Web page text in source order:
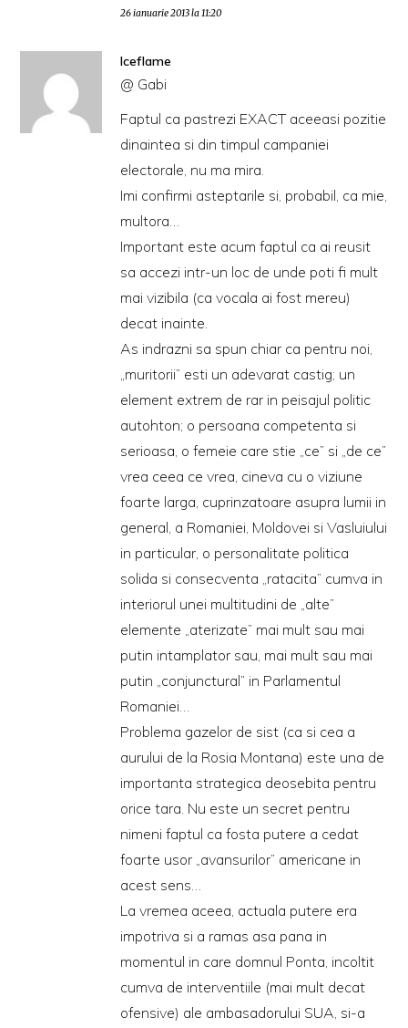
26 ianuarie 2013 la 11:20
Iceflame
@ Gabi
Faptul ca pastrezi EXACT aceeasi pozitie
dinaintea si din timpul campaniei
electorale, nu ma mira.
Imi confirmi asteptarile si, probabil, ca mie,
multora…
Important este acum faptul ca ai reusit
sa accezi intr-un loc de unde poti fi mult
mai vizibila (ca vocala ai fost mereu)
decat inainte.
As indrazni sa spun chiar ca pentru noi,
„muritorii” esti un adevarat castig; un
element extrem de rar in peisajul politic
autohton; o persoana competenta si
serioasa, o femeie care stie „ce” si „de ce”
vrea ceea ce vrea, cineva cu o viziune
foarte larga, cuprinzatoare asupra lumii in
general, a Romaniei, Moldovei si Vasluiului
in particular, o personalitate politica
solida si consecventa „ratacita” cumva in
interiorul unei multitudini de „alte”
elemente „aterizate” mai mult sau mai
putin intamplator sau, mai mult sau mai
putin „conjunctural” in Parlamentul
Romaniei…
Problema gazelor de sist (ca si cea a
aurului de la Rosia Montana) este una de
importanta strategica deosebita pentru
orice tara. Nu este un secret pentru
nimeni faptul ca fosta putere a cedat
foarte usor „avansurilor” americane in
acest sens…
La vremea aceea, actuala putere era
impotriva si a ramas asa pana in
momentul in care domnul Ponta, incoltit
cumva de interventiile (mai mult decat
ofensive) ale ambasadorului SUA, si-a